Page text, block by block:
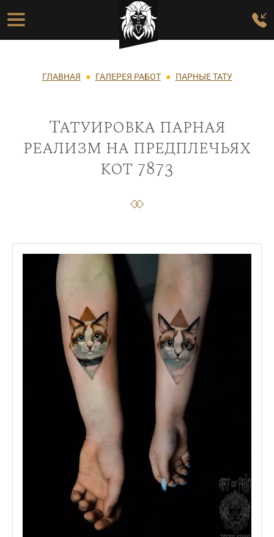
Перейти к основному содержанию
Основная навигация
Строка навигации
ГЛАВНАЯ ГАЛЕРЕЯ РАБОТ ПАРНЫЕ ТАТУ
Татуировка парная
реализм на предплечьях
кот 7873